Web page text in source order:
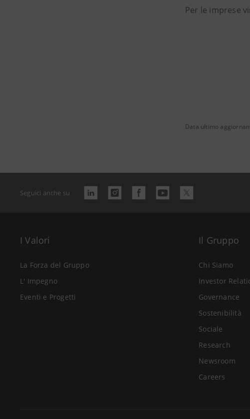
Per le imprese
Data ultimo
Seguici anche su
I Valori
La Forza del Gruppo
L' Impegno
Eventi e Progetti
Il Gruppo
Chi Siamo
Investor
Governance
Sostenibilità
Sociale
Research
Newsroom
Careers